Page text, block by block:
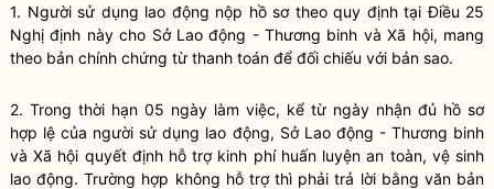
1. Người sử dụng lao động nộp hồ sơ theo quy định tạiĐiều 25
Nghị định nàycho Sở Lao động - Thương binh và Xã hội, mang
theo bản chính chứng từ thanh toán để đối chiếu với bản sao.
2. Trong thời hạn 05 ngày làm việc, kể từ ngày nhận đủ hồ sơ
hợp lệ của người sử dụng lao động, Sở Lao động - Thương binh
và Xã hội quyết định hỗ trợ kinh phí huấn luyện an toàn, vệ sinh
lao động. Trường hợp không hỗ trợ thì phải trả lời bằng văn bản